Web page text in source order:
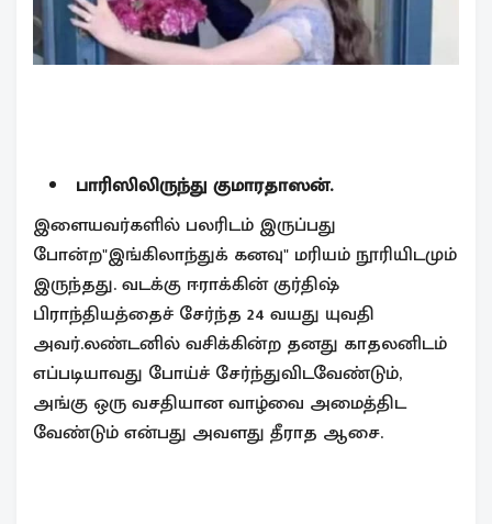
பாரிஸிலிருந்து குமாரதாஸன்.
இளையவர்களில் பலரிடம் இருப்பது
போன்ற"இங்கிலாந்துக் கனவு" மரியம் நூரியிடமும்
இருந்தது. வடக்கு ஈராக்கின் குர்திஷ்
பிராந்தியத்தைச் சேர்ந்த 24 வயது யுவதி
அவர்.லண்டனில் வசிக்கின்ற தனது காதலனிடம்
எப்படியாவது போய்ச் சேர்ந்துவிடவேண்டும்,
அங்கு ஒரு வசதியான வாழ்வை அமைத்திட
வேண்டும் என்பது அவளது தீராத ஆசை.